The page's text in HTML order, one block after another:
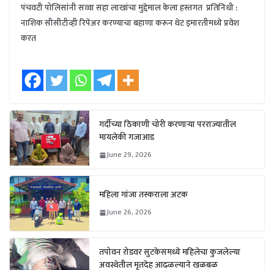
पंचवटी पोलिसांनी सव्वा सहा लाखांचा मुद्देमाल केला हस्तगत प्रतिनिधी :
नाशिक सीसीटीव्ही रिपेअर करण्याचा बहाणा करून थेट इमारतीमध्ये प्रवेश
करत
गर्दीच्या ठिकाणी चोरी करणाऱ्या परराज्यातील
मायलेकी गजाआड
June 29, 2026
महिला गांजा तस्कराला अटक
June 26, 2026
तपोवन रोडवर सुटकेसमध्ये महिलेचा कुजलेल्या
अवस्थेतील मृतदेह आढळल्याने खळबळ